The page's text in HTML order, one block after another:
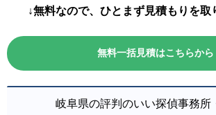
↓無料なので、ひとまず見積もりを取
無料一括見積はこちらから
岐阜県の評判のいい探偵事務所